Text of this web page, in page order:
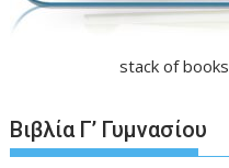
stack of books
Βιβλία Γ’ Γυμνασίου